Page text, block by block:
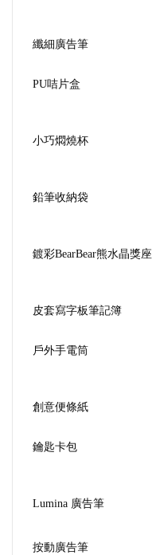
纖細廣告筆
PU咭片盒
小巧燜燒杯
鉛筆收納袋
鍍彩BearBear熊水晶獎座
皮套寫字板筆記簿
戶外手電筒
創意便條紙
鑰匙卡包
Lumina 廣告筆
按動廣告筆